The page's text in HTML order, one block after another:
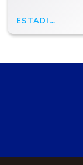
ESTADÍSTICA Y CENSOS